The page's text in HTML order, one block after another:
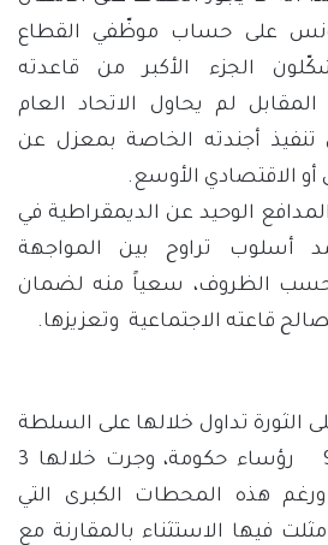
على حساب موظّفي القطاع
الجزء الأكبر من قاعدته
لم يحاول الاتحاد العام
أجندته الخاصة بمعزل عن
أو الاقتصادي الأوسع.
الوحيد عن الديمقراطية في
أسلوب تراوح بين المواجهة
حسب الظروف، سعياً منه لضمان
قاعته الاجتماعية وتعزيزها.
تداول خلالها على السلطة
5 رؤساء جمهورية و9 رؤساء حكومة، وجرت خلالها 3
هذه المحطات الكبرى التي
فيها الاستثناء بالمقارنة مع